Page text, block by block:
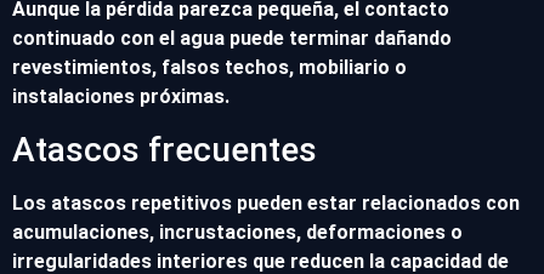
Aunque la pérdida parezca pequeña, el contacto
continuado con el agua puede terminar dañando
revestimientos, falsos techos, mobiliario o
instalaciones próximas.
Atascos frecuentes
Los atascos repetitivos pueden estar relacionados con
acumulaciones, incrustaciones, deformaciones o
irregularidades interiores que reducen la capacidad de